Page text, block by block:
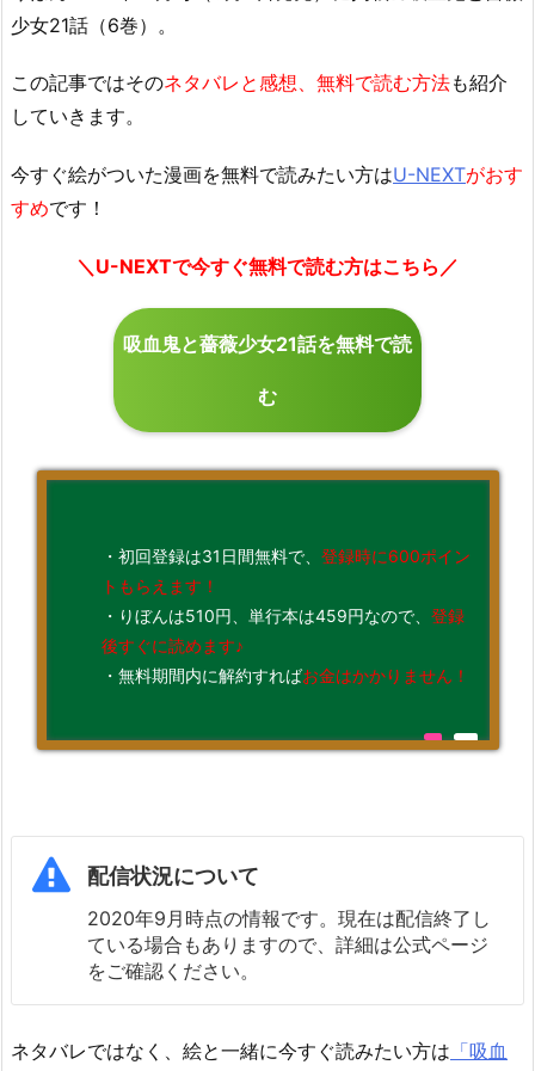
少女21話（6巻）。
この記事ではそのネタバレと感想、無料で読む方法も紹介
していきます。
今すぐ絵がついた漫画を無料で読みたい方はU-NEXTがおす
すめです！
＼U-NEXTで今すぐ無料で読む方はこちら／
吸血鬼と薔薇少女21話を無料で読
む
・初回登録は31日間無料で、 登録時に600ポイン
トもらえます！
・りぼんは510円、単行本は459円なので、 登録
後すぐに読めます♪
・無料期間内に解約すればお金はかかりません！
配信状況について
2020年9月時点の情報です。現在は配信終了し
ている場合もありますので、詳細は公式ページ
をご確認ください。
ネタバレではなく、絵と一緒に今すぐ読みたい方は 「吸血